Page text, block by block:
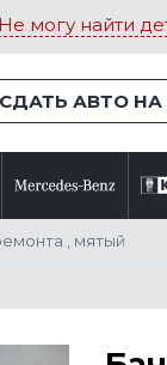
Не могу найти
СДАТЬ АВТО НА
, мятый